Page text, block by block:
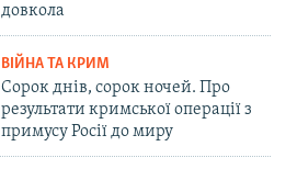
довкола
ВІЙНА ТА КРИМ
Сорок днів, сорок ночей. Про
результати кримської операції з
примусу Росії до миру